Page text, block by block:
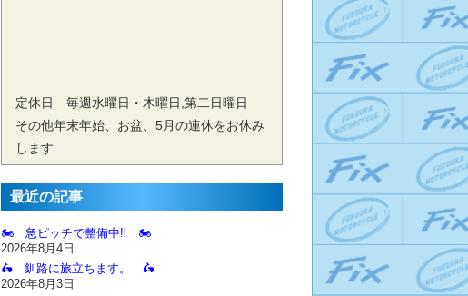
定休日 毎週水曜日・木曜日,第二日曜日
その他年末年始、お盆、5月の連休をお休み
します
最近の記事
🏍️ 急ピッチで整備中‼️ 🏍️
2026年8月4日
🛵 釧路に旅立ちます。 🛵
2026年8月3日